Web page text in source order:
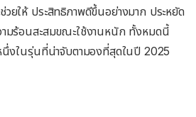
วยให้ ประสิทธิภาพดีขึ้นอย่างมาก ประหยัด
ามร้อนสะสมขณะใช้งานหนัก ทั้งหมดนี้
นึ่งในรุ่นที่น่าจับตามองที่สุดในปี 2025